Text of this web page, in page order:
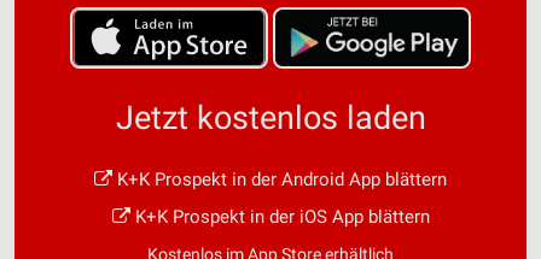
Jetzt kostenlos laden
K+K Prospekt in der Android App blättern
K+K Prospekt in der iOS App blättern
Kostenlos im App Store erhältlich